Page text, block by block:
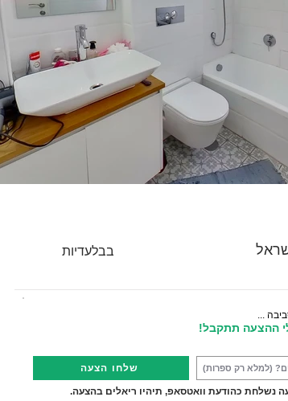
בבלעדיות
...
ההצעה תתקבל!
שלחו הצעה
נשלחת כהודעת וואטסאפ, תיהיו ריאלים בהצעה.